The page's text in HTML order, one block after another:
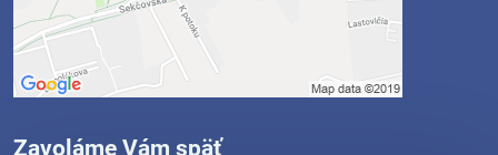
Zavoláme Vám späť